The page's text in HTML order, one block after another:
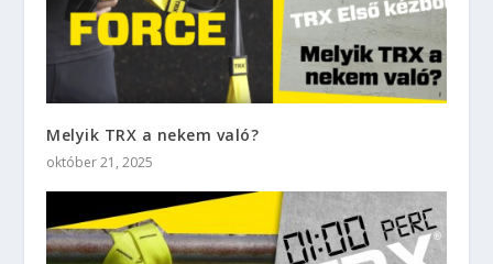
Melyik TRX a nekem való?
október 21, 2025